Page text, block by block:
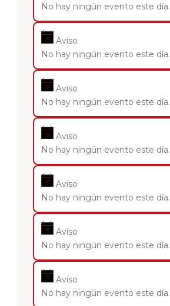
No hay ningún evento este día.
Aviso
No hay ningún evento este día.
Aviso
No hay ningún evento este día.
Aviso
No hay ningún evento este día.
Aviso
No hay ningún evento este día.
Aviso
No hay ningún evento este día.
Aviso
No hay ningún evento este día.